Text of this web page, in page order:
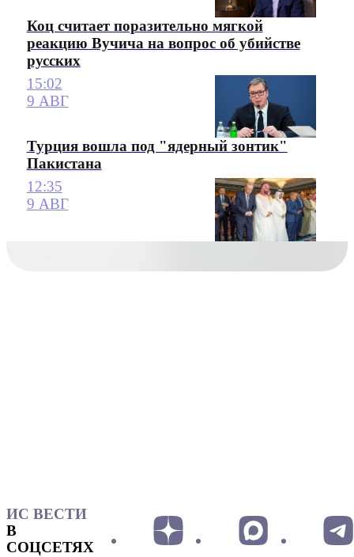
Коц считает поразительно мягкой
реакцию Вучича на вопрос об убийстве
русских
15:02
9 АВГ
Турция вошла под "ядерный зонтик"
Пакистана
12:35
9 АВГ
ИС ВЕСТИ
В
СОЦСЕТЯХ